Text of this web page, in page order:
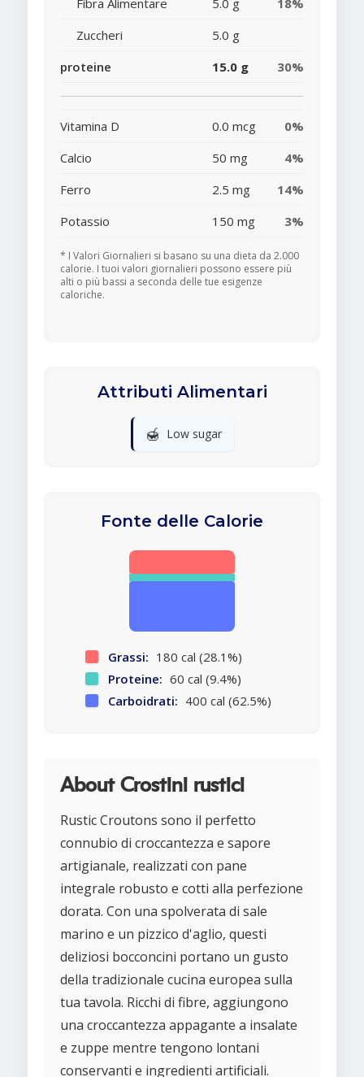
Fibra Alimentare 5.0 g
18%
Zuccheri
5.0 g
proteine
15.0 g 30%
Vitamina D 0.0 mcg
0%
Calcio
50 mg
4%
Ferro
2.5 mg
14%
Potassio
150 mg 3%
* I Valori Giornalieri si basano su una dieta da 2.000
calorie. I tuoi valori giornalieri possono essere più
alti o più bassi a seconda delle tue esigenze
caloriche.
Attributi Alimentari
🍯 Low sugar
Fonte delle Calorie
Grassi: 180 cal (28.1%)
Proteine: 60 cal (9.4%)
Carboidrati: 400 cal (62.5%)
About Crostini rustici
Rustic Croutons sono il perfetto
connubio di croccantezza e sapore
artigianale, realizzati con pane
integrale robusto e cotti alla perfezione
dorata. Con una spolverata di sale
marino e un pizzico d'aglio, questi
deliziosi bocconcini portano un gusto
della tradizionale cucina europea sulla
tua tavola. Ricchi di fibre, aggiungono
una croccantezza appagante a insalate
e zuppe mentre tengono lontani
conservanti e ingredienti artificiali.